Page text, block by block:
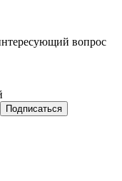
вопрос
Подписаться